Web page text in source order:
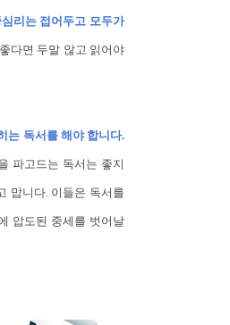
심리는 접어두고 모두가
다면 두말 않고 읽어야
는 독서를 해야 합니다.
파고드는 독서는 좋지
맙니다. 이들은 독서를
압도된 중세를 벗어날